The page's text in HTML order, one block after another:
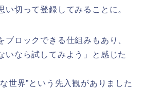
い切って登録してみることに。
ブロックできる仕組みもあり、
いなら試してみよう」と感じた
世界”という先入観がありました